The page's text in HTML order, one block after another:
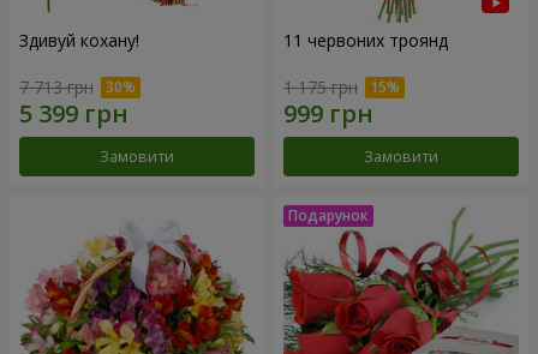
Здивуй кохану!
7 713 грн
Замовити
11 червоних троянд
1 175 грн
Замовити